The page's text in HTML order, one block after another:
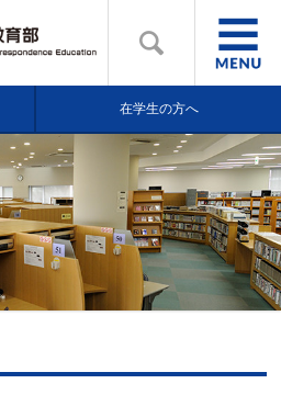
在学生の方へ